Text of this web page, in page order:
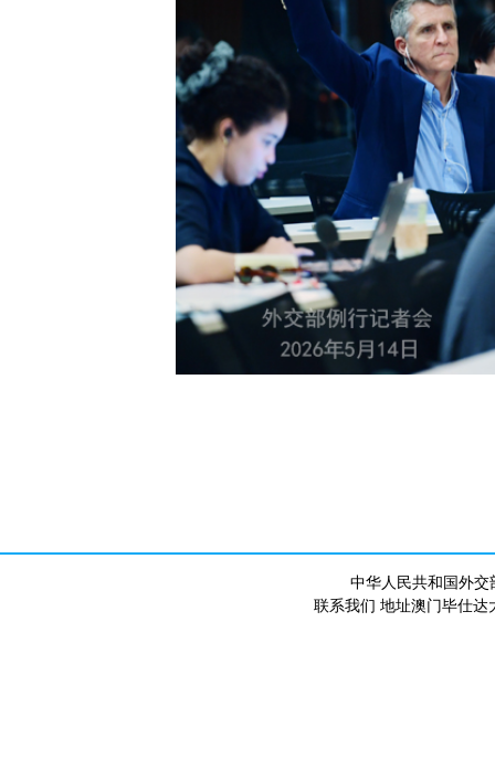
中华人民共和国外
联系我们 地址澳门毕仕